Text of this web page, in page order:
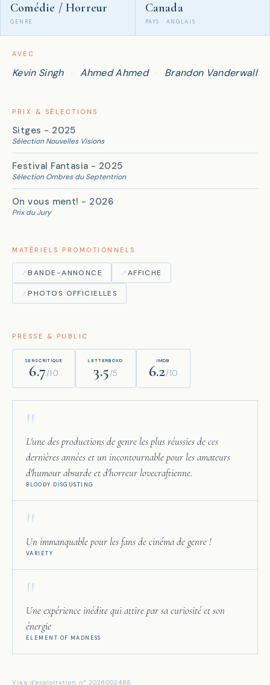
Comédie / Horreur
GENRE
Canada
PAYS · ANGLAIS
AVEC
Kevin Singh · Ahmed Ahmed · Brandon Vanderwall
PRIX & SÉLECTIONS
Sitges - 2025
Sélection Nouvelles Visions
Festival Fantasia - 2025
Sélection Ombres du Septentrion
On vous ment! - 2026
Prix du Jury
MATÉRIELS PROMOTIONNELS
↗BANDE-ANNONCE ↗ AFFICHE
↗PHOTOS OFFICIELLES
PRESSE & PUBLIC
SENSCRITIQUE
6.7/10
LETTERBOXD
3.5/5
IMDB
6.2/10
"
L'une des productions de genre les plus réussies de ces
dernières années et un incontournable pour les amateurs
d'humour absurde et d'horreur lovecraftienne.
BLOODY DISGUSTING
"
Un immanquable pour les fans de cinéma de genre !
VARIETY
"
Une expérience inédite qui attire par sa curiosité et son
énergie
ELEMENT OF MADNESS
Visa d'exploitation n° 2026002486